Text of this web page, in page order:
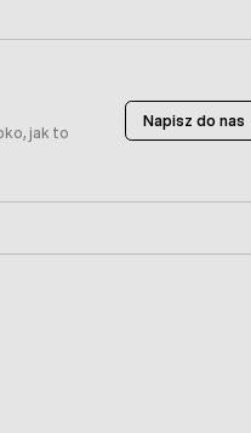
jak to
Napisz do nas